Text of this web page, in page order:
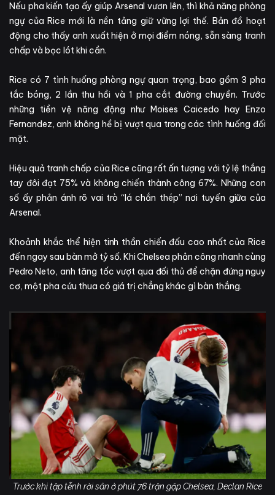
Nếu pha kiến tạo ấy giúp Arsenal vươn lên, thì khả năng phòng
ngự của Rice mới là nền tảng giữ vững lợi thế. Bản đồ hoạt
động cho thấy anh xuất hiện ở mọi điểm nóng, sẵn sàng tranh
chấp và bọc lót khi cần.
Rice có 7 tình huống phòng ngự quan trọng, bao gồm 3 pha
tắc bóng, 2 lần thu hồi và 1 pha cắt đường chuyền. Trước
những tiền vệ năng động như Moises Caicedo hay Enzo
Fernandez, anh không hề bị vượt qua trong các tình huống đối
mặt.
Hiệu quả tranh chấp của Rice cũng rất ấn tượng với tỷ lệ thắng
tay đôi đạt 75% và không chiến thành công 67%. Những con
số ấy phản ánh rõ vai trò “lá chắn thép” nơi tuyến giữa của
Arsenal.
Khoảnh khắc thể hiện tinh thần chiến đấu cao nhất của Rice
đến ngay sau bàn mở tỷ số. Khi Chelsea phản công nhanh cùng
Pedro Neto, anh tăng tốc vượt qua đối thủ để chặn đứng nguy
cơ, một pha cứu thua có giá trị chẳng khác gì bàn thắng.
Trước khi tập tễnh rời sân ở phút 76 trận gặp Chelsea, Declan Rice